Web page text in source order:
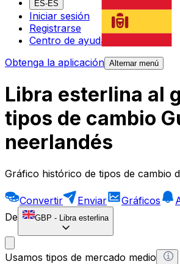
ES-ES
Iniciar sesión
Registrarse
Centro de ayuda
Obtenga la aplicación Alternar menú
Libra esterlina al
tipos de cambio
neerlandés
Gráfico histórico de tipos de cambio
Convertir Enviar Gráficos
De
GBP - Libra esterlina
Usamos tipos de mercado medio